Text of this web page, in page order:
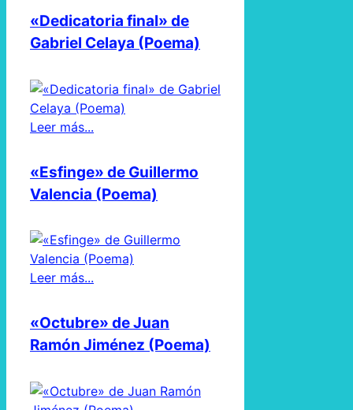
«Dedicatoria final» de
Gabriel Celaya (Poema)
Leer más...
«Esfinge» de Guillermo
Valencia (Poema)
Leer más...
«Octubre» de Juan
Ramón Jiménez (Poema)